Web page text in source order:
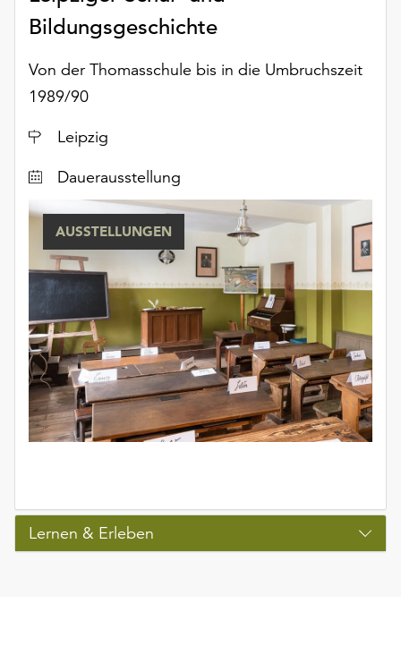
Bildungsgeschichte
Von der Thomasschule bis in die Umbruchszeit
1989/90
Ort
Leipzig
Dauerausstellung
AUSSTELLUNGEN
Lernen & Erleben